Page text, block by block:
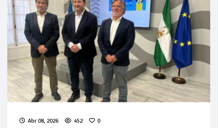
Abr 08, 2026 452 0